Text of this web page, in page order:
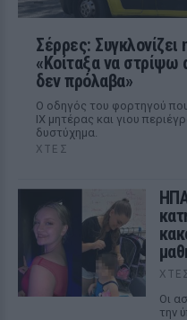
Σέρρες:
«Κοίταξα να στρίψω
δεν πρόλαβα»
Ο οδηγός του φορτηγού
ΙΧ μητέρας και γιου
δυστύχημα.
ΧΤΕΣ
Οι
την